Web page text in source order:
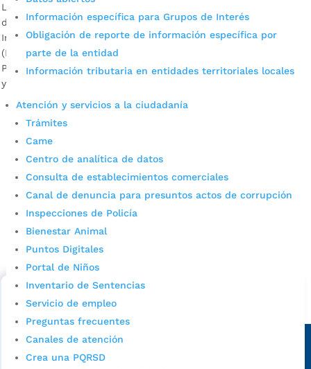
Información específica para Grupos de Interés
Obligación de reporte de información específica por
parte de la entidad
Información tributaria en entidades territoriales locales
Atención y servicios a la ciudadanía
Trámites
Came
Centro de analítica de datos
Consulta de establecimientos comerciales
Canal de denuncia para presuntos actos de corrupción
Inspecciones de Policía
Bienestar Animal
Puntos Digitales
Portal de Niños
Inventario de Sentencias
Servicio de empleo
Preguntas frecuentes
Canales de atención
Crea una PQRSD
Las evaluaciones se presentarán los días 7 y 8 de noviembre
de 2020 guardando todas las medidas de bioseguridad. El
Instituto Colombiano para la Evaluación de la Educación
(ICFES) informó a las personas inscritas que presentarán las
Pruebas Saber Calendario A, Pre Saber y de validantes, que
ya pueden consultar la fecha hora y lugar […]
Cupos Escolares Bucaramanga 2022
Consulta aqui los pasos para inscribirse y solicitar un
Bucaramanga.
Alcaldía de Bucaramanga
Sede principal